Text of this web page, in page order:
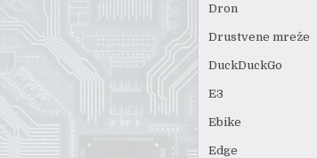
Dron
Drustvene mreže
DuckDuckGo
E3
Ebike
Edge